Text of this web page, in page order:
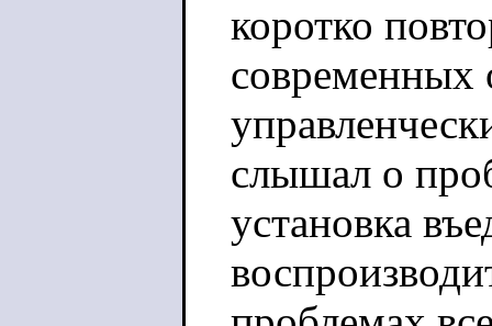
коротко
современных
слышал о
установка